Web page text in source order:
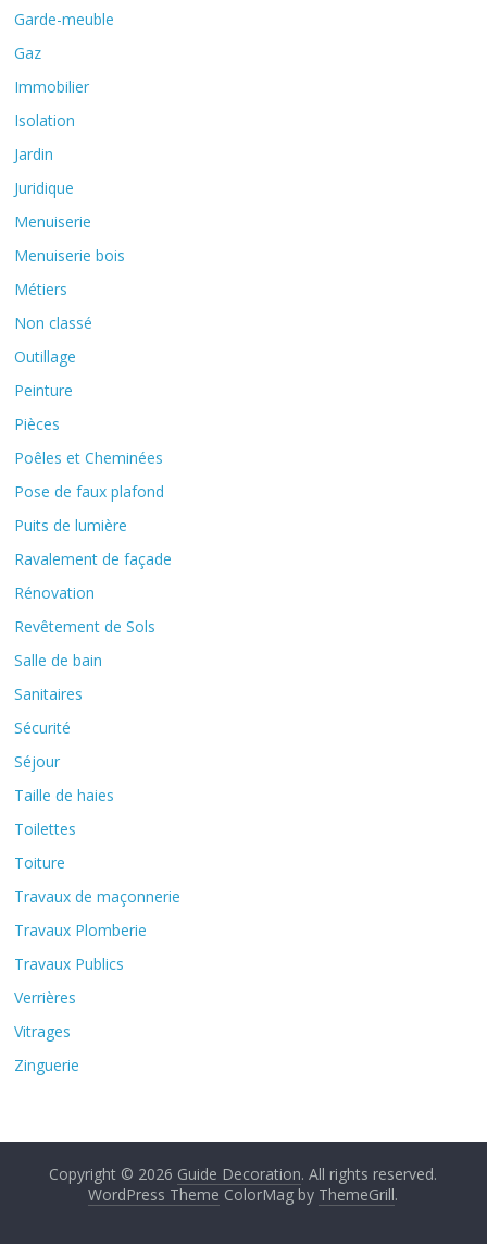
Garde-meuble
Gaz
Immobilier
Isolation
Jardin
Juridique
Menuiserie
Menuiserie bois
Métiers
Non classé
Outillage
Peinture
Pièces
Poêles et Cheminées
Pose de faux plafond
Puits de lumière
Ravalement de façade
Rénovation
Revêtement de Sols
Salle de bain
Sanitaires
Sécurité
Séjour
Taille de haies
Toilettes
Toiture
Travaux de maçonnerie
Travaux Plomberie
Travaux Publics
Verrières
Vitrages
Zinguerie
Copyright © 2026 Guide Decoration. All rights reserved.
WordPress Theme ColorMag by ThemeGrill.